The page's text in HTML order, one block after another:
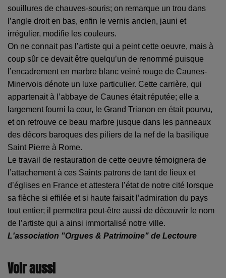
souillures de chauves-souris; on remarque un trou dans
l’angle droit en bas, enfin le vernis ancien, jauni et
irrégulier, modifie les couleurs.
On ne connait pas l’artiste qui a peint cette oeuvre, mais à
coup sûr ce devait être quelqu’un de renommé puisque
l’encadrement en marbre blanc veiné rouge de Caunes-
Minervois dénote un luxe particulier. Cette carrière, qui
appartenait à l’abbaye de Caunes était réputée; elle a
largement fourni la cour, le Grand Trianon en était pourvu,
et on retrouve ce beau marbre jusque dans les panneaux
des décors baroques des piliers de la nef de la basilique
Saint Pierre à Rome.
Le travail de restauration de cette oeuvre témoignera de
l’attachement à ces Saints patrons de tant de lieux et
d’églises en France et attestera l’état de notre cité lorsque
sa flèche si effilée et si haute faisait l’admiration du pays
tout entier; il permettra peut-être aussi de découvrir le nom
de l’artiste qui a ainsi immortalisé notre ville.
L'association "Orgues & Patrimoine" de Lectoure
Voir aussi